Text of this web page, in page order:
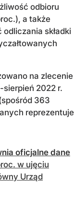
odbioru
a także
składki
na zlecenie
sierpień 2022 r.
363
reprezentuje
oficjalne dane
w ujęciu
Urząd